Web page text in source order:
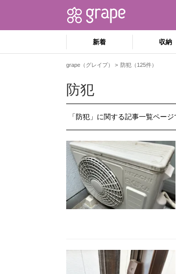
新着 収納
grape（グレイプ） 防犯（125件）
防犯
「防犯」に関する記事一覧ページ